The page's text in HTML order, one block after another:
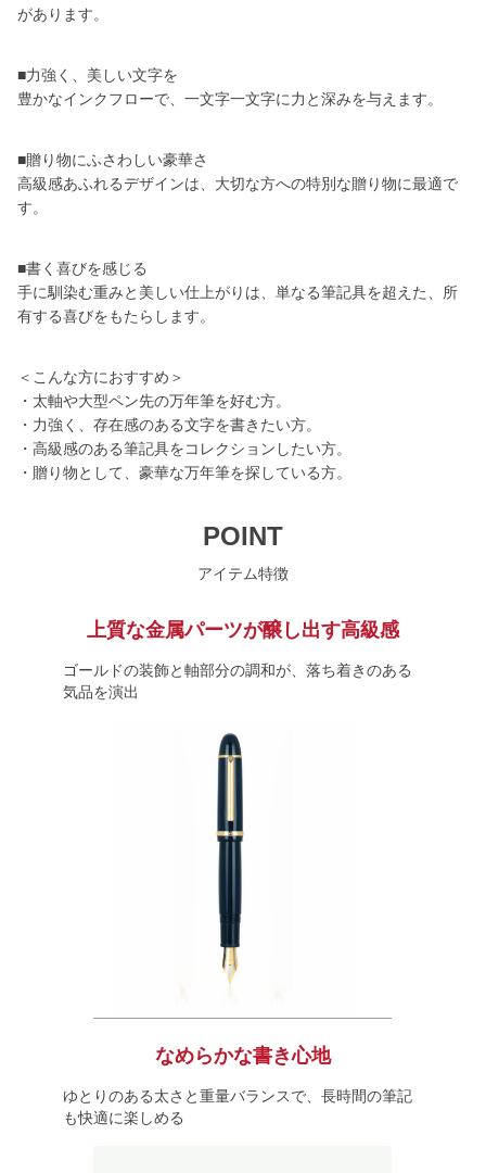
があります。
■力強く、美しい文字を
豊かなインクフローで、一文字一文字に力と深みを与えます。
■贈り物にふさわしい豪華さ
高級感あふれるデザインは、大切な方への特別な贈り物に最適で
す。
■書く喜びを感じる
手に馴染む重みと美しい仕上がりは、単なる筆記具を超えた、所
有する喜びをもたらします。
＜こんな方におすすめ＞
・太軸や大型ペン先の万年筆を好む方。
・力強く、存在感のある文字を書きたい方。
・高級感のある筆記具をコレクションしたい方。
・贈り物として、豪華な万年筆を探している方。
POINT
アイテム特徴
上質な金属パーツが醸し出す高級感
ゴールドの装飾と軸部分の調和が、落ち着きのある
気品を演出
なめらかな書き心地
ゆとりのある太さと重量バランスで、長時間の筆記
も快適に楽しめる